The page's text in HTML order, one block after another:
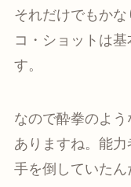
それだけでもか
コ・ショットは
す。
なので酔拳のよ
ありますね。能
手を倒していたん